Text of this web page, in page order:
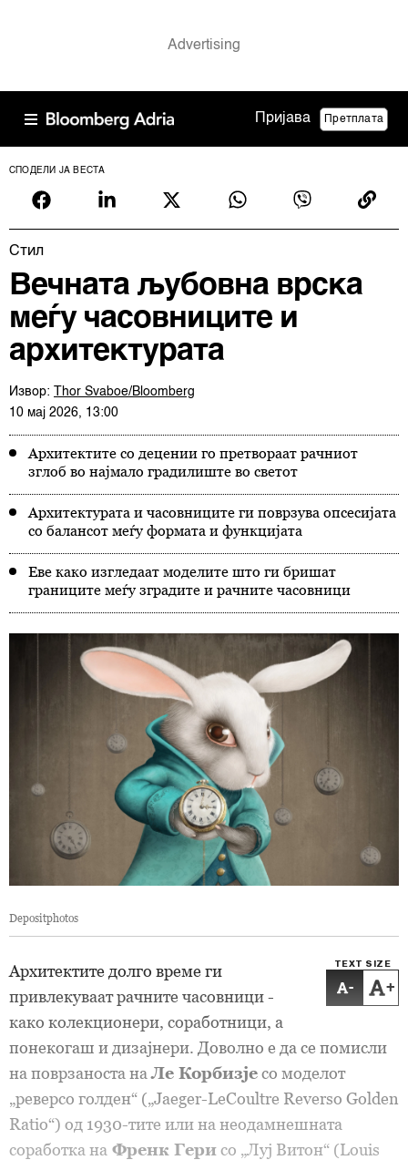
Пријава Претплата
СПОДЕЛИ ЈА ВЕСТА
Cтил
Вечната љубовна врска
меѓу часовниците и
архитектурата
Извор:
Thor Svaboe/Bloomberg
10 мај 2026, 13:00
Архитектите со децении го претвораат рачниот
зглоб во најмало градилиште во светот
Архитектурата и часовниците ги поврзува опсесијата
со балансот меѓу формата и функцијата
Еве како изгледаат моделите што ги бришат
границите меѓу зградите и рачните часовници
Depositphotos
TEXT SIZE
- +
Архитектите долго време ги
привлекуваат рачните часовници -
како колекционери, соработници, а
понекогаш и дизајнери. Доволно е да се помисли
на поврзаноста наЛе Корбизјесо моделот
„реверсо голден“ („Jaeger-LeCoultre Reverso Golden
Ratio“) од 1930-тите или на неодамнешната
соработка на Френк Герисо „Луј Витон“ (Louis